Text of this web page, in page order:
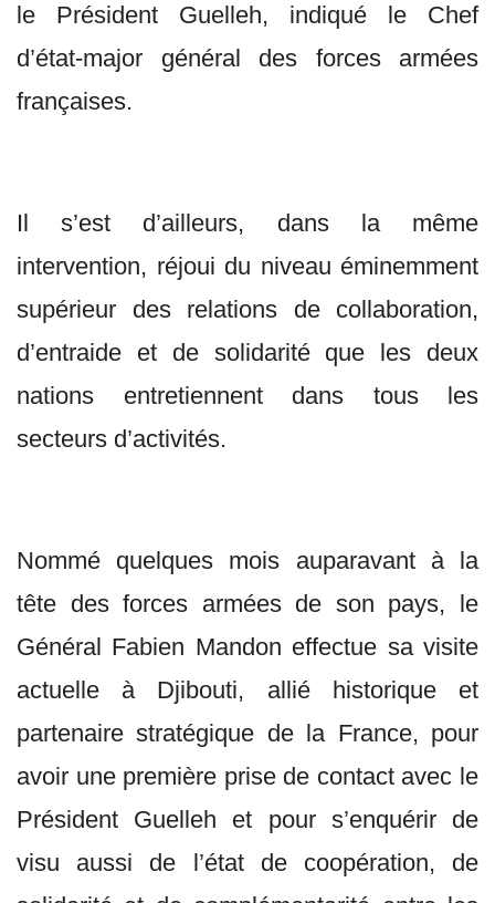
le Président Guelleh, indiqué le Chef
d’état-major général des forces armées
françaises.
Il s’est d’ailleurs, dans la même
intervention, réjoui du niveau éminemment
supérieur des relations de collaboration,
d’entraide et de solidarité que les deux
nations entretiennent dans tous les
secteurs d’activités.
Nommé quelques mois auparavant à la
tête des forces armées de son pays, le
Général Fabien Mandon effectue sa visite
actuelle à Djibouti, allié historique et
partenaire stratégique de la France, pour
avoir une première prise de contact avec le
Président Guelleh et pour s’enquérir de
visu aussi de l’état de coopération, de